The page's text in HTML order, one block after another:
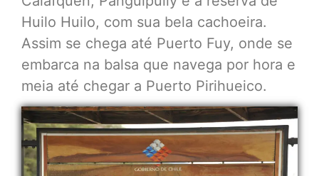
Huilo Huilo, com sua bela cachoeira.
Assim se chega até Puerto Fuy, onde se
embarca na balsa que navega por hora e
meia até chegar a Puerto Pirihueico.